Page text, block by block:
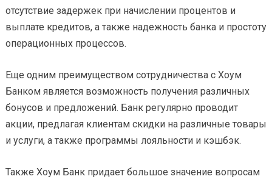
отсутствие задержек при начислении процентов и
выплате кредитов, а также надежность банка и простоту
операционных процессов.
Еще одним преимуществом сотрудничества с Хоум
Банком является возможность получения различных
бонусов и предложений. Банк регулярно проводит
акции, предлагая клиентам скидки на различные товары
и услуги, а также программы лояльности и кэшбэк.
Также Хоум Банк придает большое значение вопросам